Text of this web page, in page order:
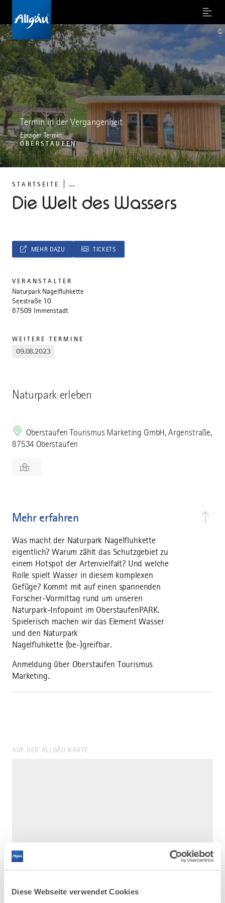
Diese Webseite verwendet Cookies
Menu
STARTSEITE ...
Die Welt des Wassers
Termin in der Vergangenheit
Einziger Termin
OBERSTAUFEN
©
Naturpark erleben
Oberstaufen Tourismus Marketing GmbH, Argenstraße,
87534 Oberstaufen
Mehr erfahren
Was macht der Naturpark Nagelfluhkette
eigentlich? Warum zählt das Schutzgebiet zu
einem Hotspot der Artenvielfalt? Und welche
Rolle spielt Wasser in diesem komplexen
Gefüge? Kommt mit auf einen spannenden
Forscher-Vormittag rund um unseren
Naturpark-Infopoint im OberstaufenPARK.
Spielerisch machen wir das Element Wasser
und den Naturpark
Nagelfluhkette (be-)greifbar.
Anmeldung über Oberstaufen Tourismus
Marketing.
MEHR DAZU TICKETS
VERANSTALTER
Naturpark Nagelfluhkette
Seestraße 10
87509 Immenstadt
WEITERE TERMINE
09.08.2023
AUF DER ALLGÄU KARTE